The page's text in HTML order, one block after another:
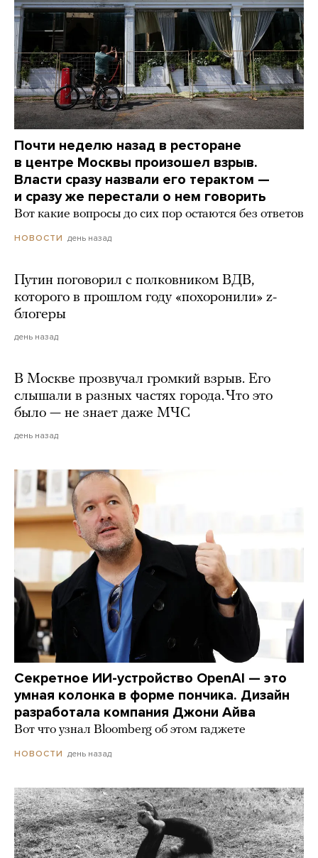
Почти неделю назад в ресторане
в центре Москвы произошел взрыв.
Власти сразу назвали его терактом —
и сразу же перестали о нем говорить
Вот какие вопросы до сих пор остаются без ответов
НОВОСТИ день назад
Путин поговорил с полковником ВДВ,
которого в прошлом году «похоронили» z-
блогеры
день назад
В Москве прозвучал громкий взрыв. Его
слышали в разных частях города. Что это
было — не знает даже МЧС
день назад
Секретное ИИ-устройство OpenAI — это
умная колонка в форме пончика. Дизайн
разработала компания Джони Айва
Вот что узнал Bloomberg об этом гаджете
НОВОСТИ день назад